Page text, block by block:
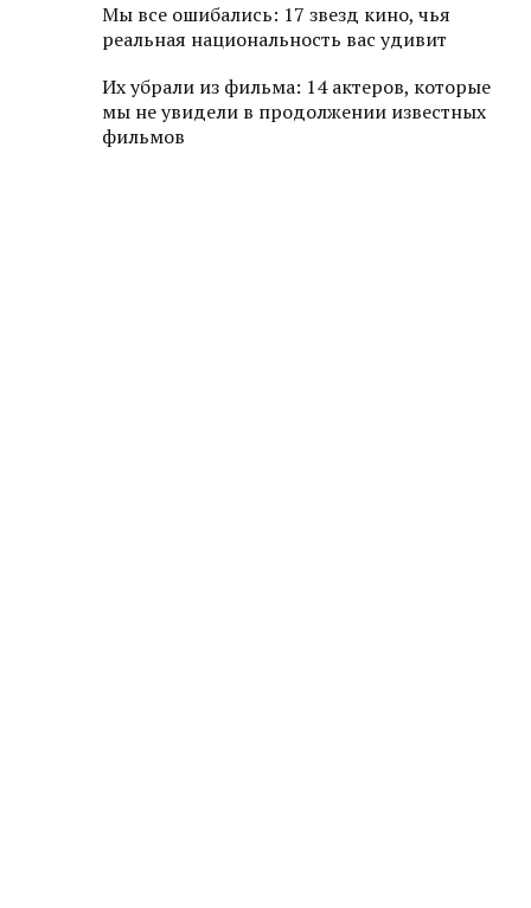
Мы все ошибались: 17 звезд кино, чья
реальная национальность вас удивит
Их убрали из фильма: 14 актеров, которые
мы не увидели в продолжении известных
фильмов